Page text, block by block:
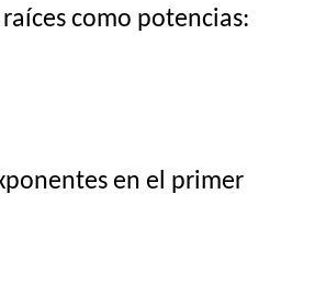
raíces como potencias:
en el primer